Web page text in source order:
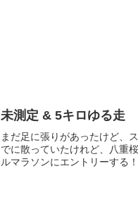
未測定 & 5キロゆる走
まだ足に張りがあったけど、
でに散っていたけれど、八重
ルマラソンにエントリーする